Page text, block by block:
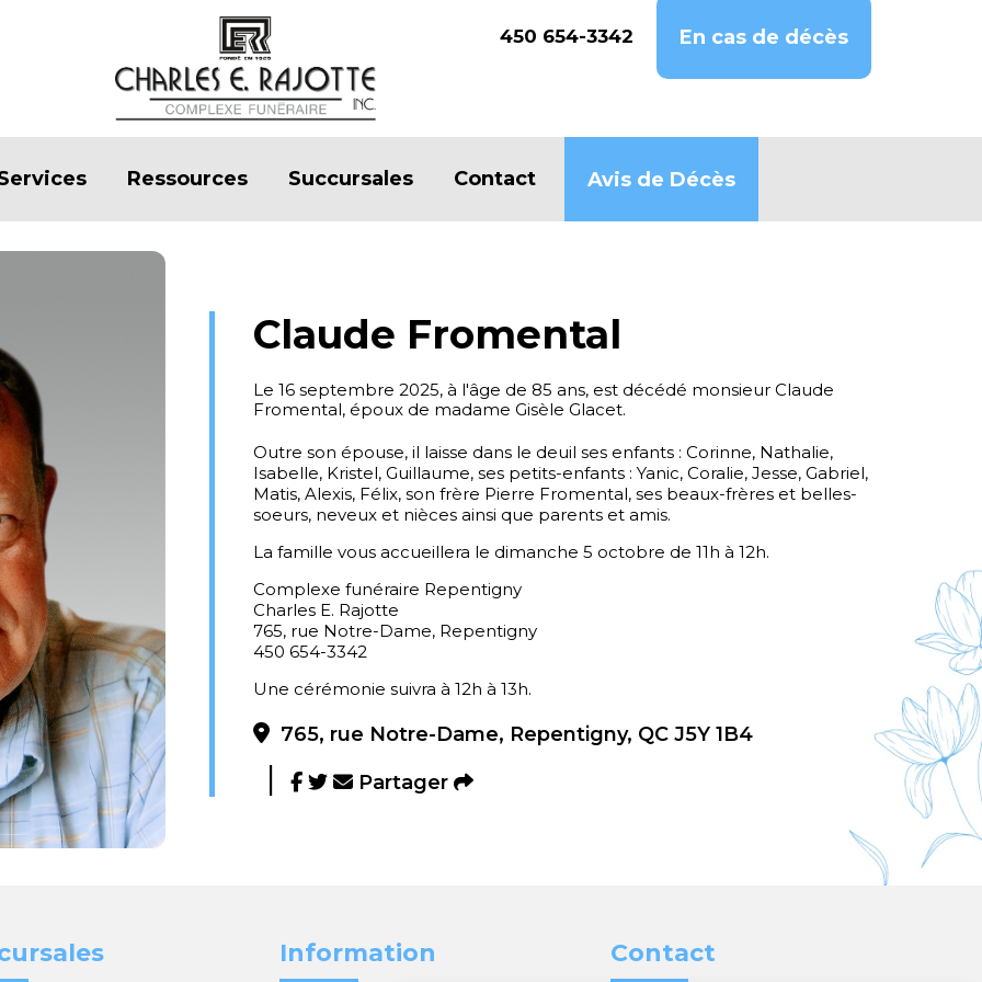
450 654-3342 En cas de décès
Ressources Succursales Contact Avis de Décès
Claude Fromental
Le 16 septembre 2025, à l'âge de 85 ans, est décédé monsieur Claude
Fromental, époux de madame Gisèle Glacet.
Outre son épouse, il laisse dans le deuil ses enfants : Corinne, Nathalie,
Isabelle, Kristel, Guillaume, ses petits-enfants : Yanic, Coralie, Jesse, Gabriel,
Matis, Alexis, Félix, son frère Pierre Fromental, ses beaux-frères et belles-
soeurs, neveux et nièces ainsi que parents et amis.
La famille vous accueillera le dimanche 5 octobre de 11h à 12h.
Complexe funéraire Repentigny
Charles E. Rajotte
765, rue Notre-Dame, Repentigny
450 654-3342
Une cérémonie suivra à 12h à 13h.
765, rue Notre-Dame, Repentigny, QC J5Y 1B4
Partager
Information Contact